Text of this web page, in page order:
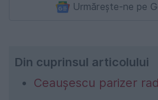
Urmărește-ne pe
Din cuprinsul articolului
Ceaușescu parizer